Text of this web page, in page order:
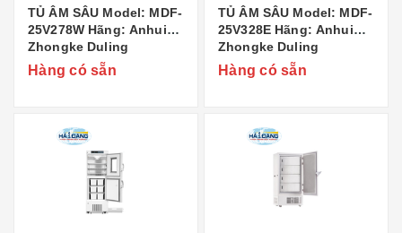
TỦ ÂM SÂU Model: MDF-
25V278W Hãng: Anhui
Zhongke Duling
Commercial Appliance
Co..,Ltd Xuất xứ: Trung
Hàng có sẵn
TỦ ÂM SÂU Model: MDF-
25V328E Hãng: Anhui
Zhongke Duling
Commercial Appliance
Co..,Ltd Xuất xứ: Trung
Hàng có sẵn